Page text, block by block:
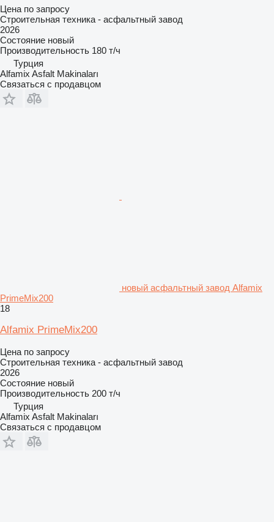
Цена по запросу
Строительная техника - асфальтный завод
2026
Состояние новый
Производительность 180 т/ч
Турция
Alfamix Asfalt Makinaları
Связаться с продавцом
новый асфальтный завод Alfamix
PrimeMix200
18
Alfamix PrimeMix200
Цена по запросу
Строительная техника - асфальтный завод
2026
Состояние новый
Производительность 200 т/ч
Турция
Alfamix Asfalt Makinaları
Связаться с продавцом